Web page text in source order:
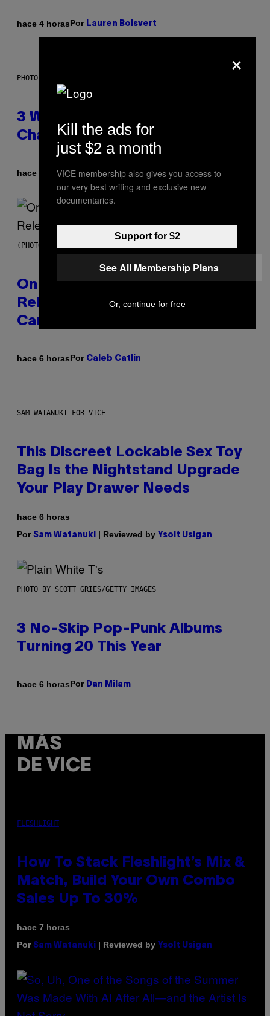
hace 4 horasPor Lauren Boisvert
PHOTO ILLUSTRATION BY IAN WALDIE/GETTY IMAGES
3 Ways Your Music Taste
Changes as You Get Older
hace 4 horasPorDan Milam
(PHOTO BY GARY GERSHOFF/WIREIMAGE)
On This Day 13 Years Ago, Drake
Released the Best Song of His
Career
hace 6 horasPor Caleb Catlin
SAM WATANUKI FOR VICE
This Discreet Lockable Sex Toy
Bag Is the Nightstand Upgrade
Your Play Drawer Needs
hace 6 horas
Por Sam Watanuki | Reviewed by Ysolt Usigan
PHOTO BY SCOTT GRIES/GETTY IMAGES
3 No-Skip Pop-Punk Albums
Turning 20 This Year
hace 6 horasPor Dan Milam
MÁS
DE VICE
FLESHLIGHT
How To Stack Fleshlight’s Mix &
Match, Build Your Own Combo
Sales Up To 30%
hace 7 horas
Por Sam Watanuki | Reviewed by Ysolt Usigan
×
Kill the ads for
just $2 a month
VICE membership also gives you access to
our very best writing and exclusive new
documentaries.
Support for $2
See All Membership Plans
Or, continue for free